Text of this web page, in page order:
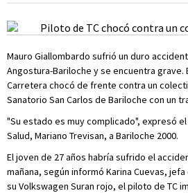
Mauro Giallombardo sufrió un duro
Angostura-Bariloche y se encuentra grave.
Carretera chocó de frente contra un
Sanatorio San Carlos de Bariloche con un
"Su estado es muy complicado", expresó
Salud, Mariano Trevisan, a Bariloche 2000.
El joven de 27 años habría sufrido el
mañana, según informó Karina Cuevas,
su Volkswagen Suran rojo, el piloto de TC